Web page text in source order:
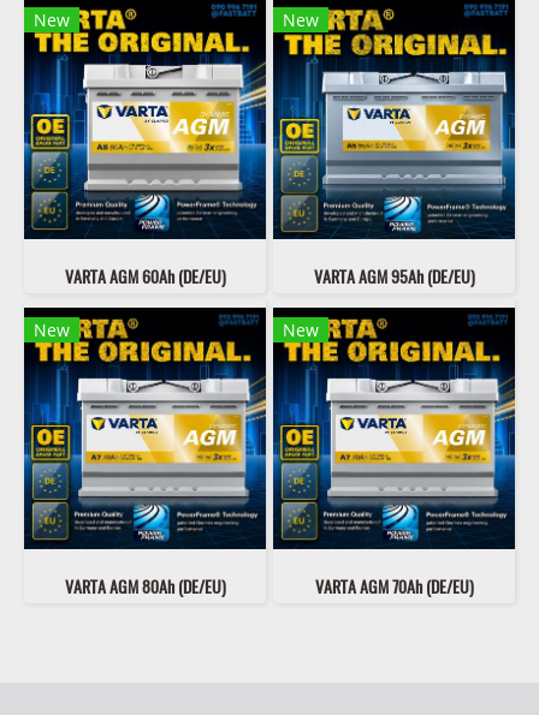
New
VARTA AGM 60Ah (DE/EU)
New
VARTA AGM 95Ah (DE/EU)
New
VARTA AGM 80Ah (DE/EU)
New
VARTA AGM 70Ah (DE/EU)